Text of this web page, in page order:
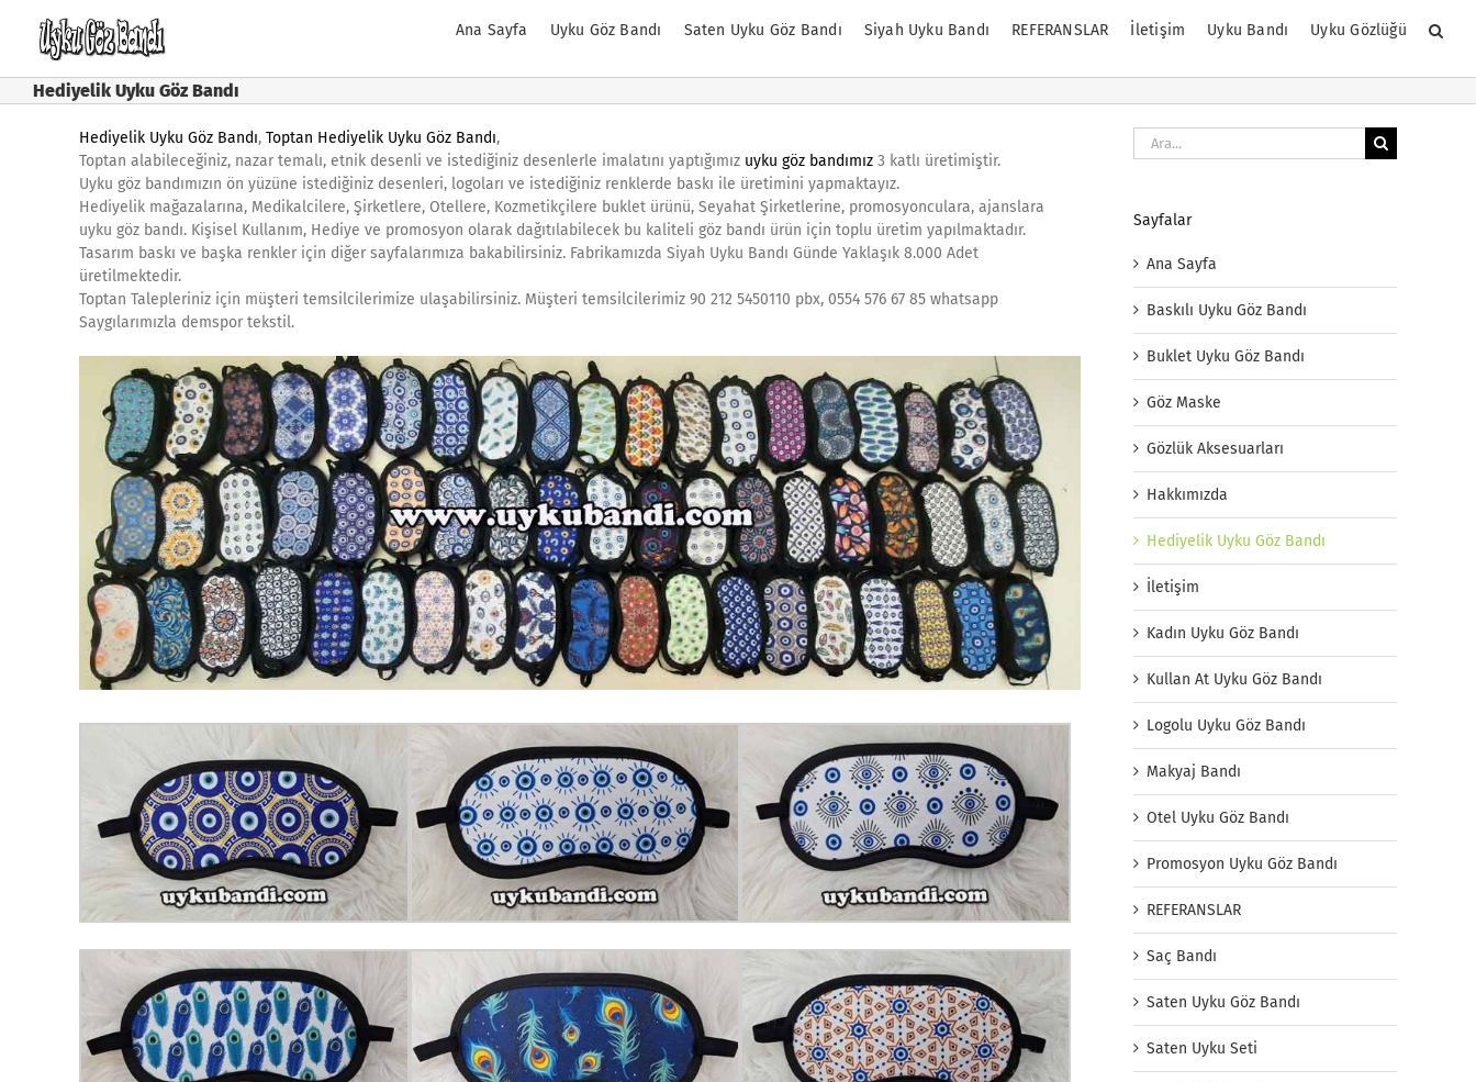
content
Ana Sayfa Uyku Göz Bandı Saten Uyku Göz Bandı Siyah Uyku Bandı REFERANSLAR İletişim Uyku Bandı Uyku Gözlüğü
Hediyelik Uyku Göz Bandı
Hediyelik Uyku Göz Bandı, Toptan Hediyelik Uyku Göz Bandı,
Toptan alabileceğiniz, nazar temalı, etnik desenli ve istediğiniz desenlerle imalatını yaptığımız uyku göz bandımız 3 katlı üretimiştir.
Uyku göz bandımızın ön yüzüne istediğiniz desenleri, logoları ve istediğiniz renklerde baskı ile üretimini yapmaktayız.
Hediyelik mağazalarına, Medikalcilere, Şirketlere, Otellere, Kozmetikçilere buklet ürünü, Seyahat Şirketlerine, promosyonculara, ajanslara
uyku göz bandı. Kişisel Kullanım, Hediye ve promosyon olarak dağıtılabilecek bu kaliteli göz bandı ürün için toplu üretim yapılmaktadır.
Tasarım baskı ve başka renkler için diğer sayfalarımıza bakabilirsiniz. Fabrikamızda Siyah Uyku Bandı Günde Yaklaşık 8.000 Adet
üretilmektedir.
Toptan Talepleriniz için müşteri temsilcilerimize ulaşabilirsiniz. Müşteri temsilcilerimiz 90 212 5450110 pbx, 0554 576 67 85 whatsapp
Saygılarımızla demspor tekstil.
Ara:
Sayfalar
Ana Sayfa
Baskılı Uyku Göz Bandı
Buklet Uyku Göz Bandı
Göz Maske
Gözlük Aksesuarları
Hakkımızda
Hediyelik Uyku Göz Bandı
İletişim
Kadın Uyku Göz Bandı
Kullan At Uyku Göz Bandı
Logolu Uyku Göz Bandı
Makyaj Bandı
Otel Uyku Göz Bandı
Promosyon Uyku Göz Bandı
REFERANSLAR
Saç Bandı
Saten Uyku Göz Bandı
Saten Uyku Seti